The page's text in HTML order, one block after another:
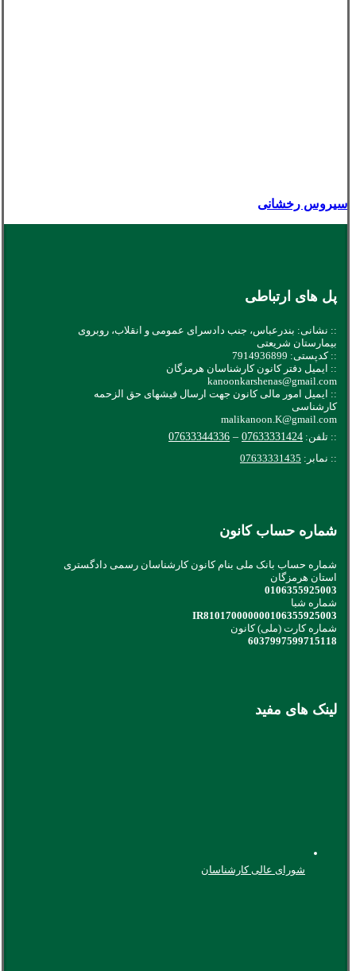
سیروس رخشانی
پل های ارتباطی
:: نشانی: بندرعباس، جنب دادسرای عمومی و انقلاب، روبروی
بیمارستان شریعتی
:: کدپستی: 7914936899
:: ایمیل دفتر کانون کارشناسان هرمزگان
kanoonkarshenas@gmail.com
:: ایمیل امور مالی کانون جهت ارسال فیشهای حق الزحمه
کارشناسی
malikanoon.K@gmail.com
:: تلفن: 07633331424
–
07633344336
:: نمابر: 07633331435
شماره حساب کانون
شماره حساب بانک ملی بنام کانون کارشناسان رسمی دادگستری
استان هرمزگان
0106355925003
شماره شبا
IR810170000000106355925003
شماره کارت (ملی) کانون
6037997599715118
لینک های مفید
شورای عالی کارشناسان